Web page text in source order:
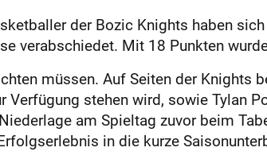
der Bozic Knights haben
verabschiedet. Mit 18 Punkten
müssen. Auf Seiten der Knights
Verfügung stehen wird, sowie Tylan
am Spieltag zuvor beim
in die kurze